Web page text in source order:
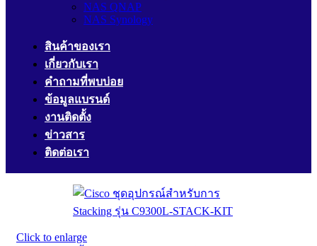
NAS QNAP
NAS Synology
สินค้าของเรา
เกี่ยวกับเรา
คำถามที่พบบ่อย
ข้อมูลแบรนด์
งานติดตั้ง
ข่าวสาร
ติดต่อเรา
Click to enlarge